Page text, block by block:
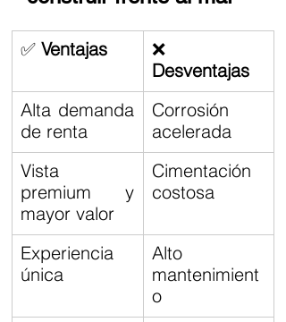
✅ Ventajas
Desventajas
Alta demanda
de renta
Corrosión
acelerada
Vista
premium y
mayor valor
Cimentación
costosa
Experiencia
única
Alto
mantenimient
o